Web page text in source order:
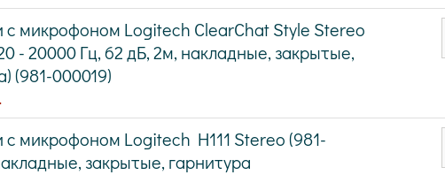
с микрофоном Logitech ClearChat Style Stereo
- 20000 Гц, 62 дБ, 2м, накладные, закрытые,
(981-000019)
микрофоном Logitech H111 Stereo (981-
закрытые, гарнитура